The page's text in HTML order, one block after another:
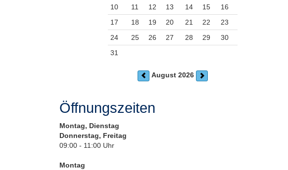
10
11 12 13 14 15
16
17
18 19 20 21 22
23
24
25 26 27 28 29
30
31
August 2026
Öffnungszeiten
Montag, Dienstag
Donnerstag, Freitag
09:00 - 11:00 Uhr
Montag